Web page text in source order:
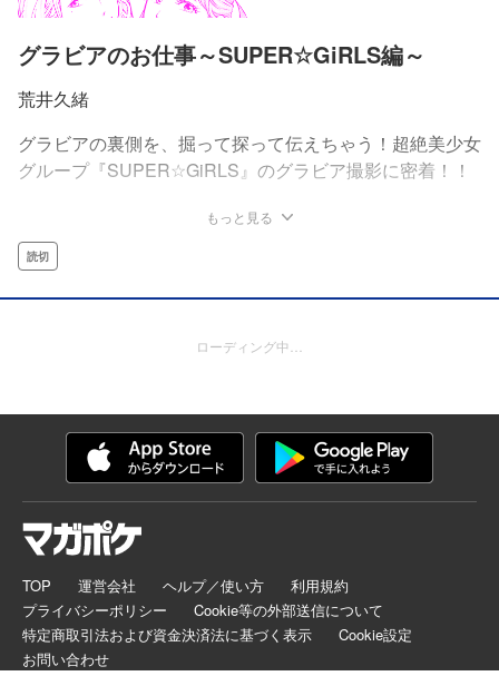
グラビアのお仕事～SUPER☆GiRLS編～
荒井久緒
グラビアの裏側を、掘って探って伝えちゃう！超絶美少女
グループ『SUPER☆GiRLS』のグラビア撮影に密着！！
もっと見る
読切
ローディング中…
TOP 運営会社 ヘルプ／使い方
利用規約
プライバシーポリシー
Cookie等の外部送信について
特定商取引法および資金決済法に基づく表示
Cookie設定
お問い合わせ